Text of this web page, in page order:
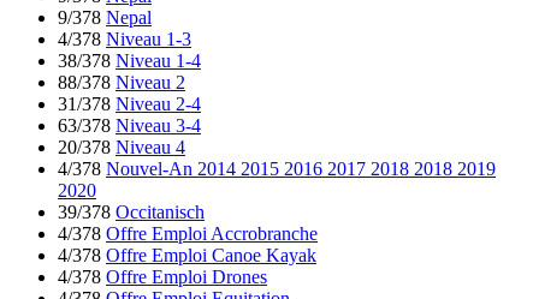
9/378 Nepal
4/378 Niveau 1-3
38/378 Niveau 1-4
88/378 Niveau 2
31/378 Niveau 2-4
63/378 Niveau 3-4
20/378 Niveau 4
4/378 Nouvel-An 2014 2015 2016 2017 2018 2018 2019
2020
39/378 Occitanisch
4/378 Offre Emploi Accrobranche
4/378 Offre Emploi Canoe Kayak
4/378 Offre Emploi Drones